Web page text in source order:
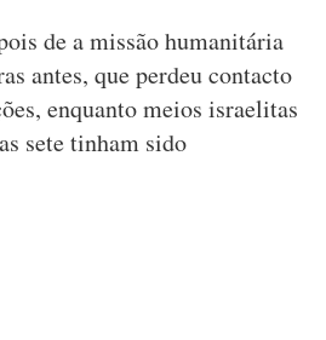
de a missão humanitária
antes, que perdeu contacto
enquanto meios israelitas
sete tinham sido